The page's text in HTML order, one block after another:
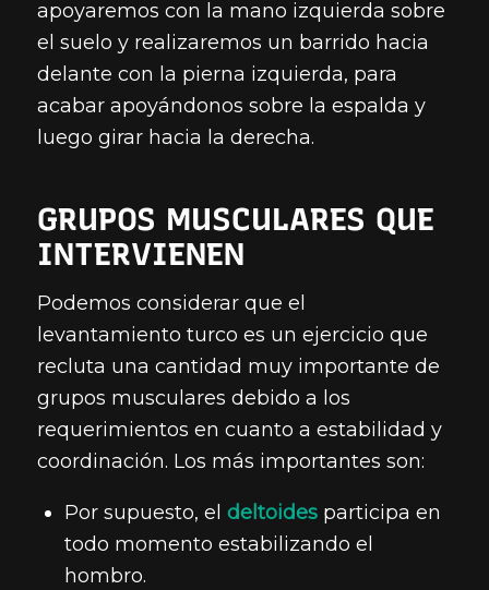
apoyaremos con la mano izquierda sobre
el suelo y realizaremos un barrido hacia
delante con la pierna izquierda, para
acabar apoyándonos sobre la espalda y
luego girar hacia la derecha.
GRUPOS MUSCULARES QUE
INTERVIENEN
Podemos considerar que el
levantamiento turco es un ejercicio que
recluta una cantidad muy importante de
grupos musculares debido a los
requerimientos en cuanto a estabilidad y
coordinación. Los más importantes son:
Por supuesto, el deltoides participa en
todo momento estabilizando el
hombro.